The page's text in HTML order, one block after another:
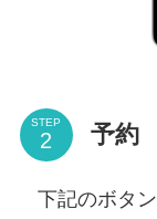
STEP 予約
下記のボタ